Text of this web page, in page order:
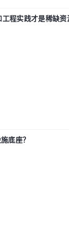
程实践才是稀缺资
底座？